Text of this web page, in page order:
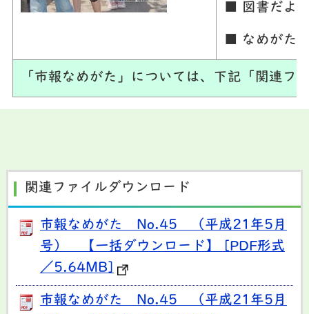
■ 図書だよ
■ なめがた
「市報なめがた」については、下記「関連
関連ファイルダウンロード
市報なめがた No.45 （平成21年5月
号） 【一括ダウンロード】 [PDF形式
／5.64MB]
市報なめがた No.45 （平成21年5月